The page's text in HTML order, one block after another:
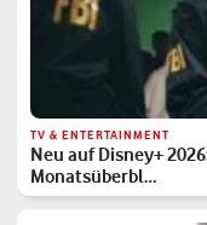
TV & ENTERTAINMENT
Neu auf Disney+
Monatsüberbl…